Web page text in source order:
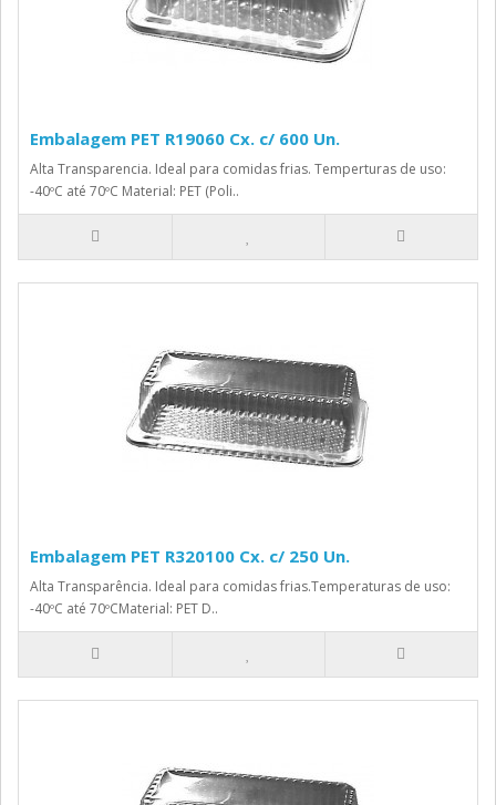
Embalagem PET R19060 Cx. c/ 600 Un.
Alta Transparencia. Ideal para comidas frias. Temperturas de uso:
-40ºC até 70ºC Material: PET (Poli..
Embalagem PET R320100 Cx. c/ 250 Un.
Alta Transparência. Ideal para comidas frias.Temperaturas de uso:
-40ºC até 70ºCMaterial: PET D..